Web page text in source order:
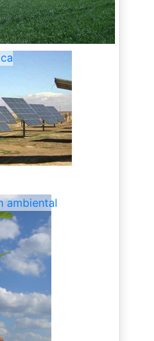
ambiental